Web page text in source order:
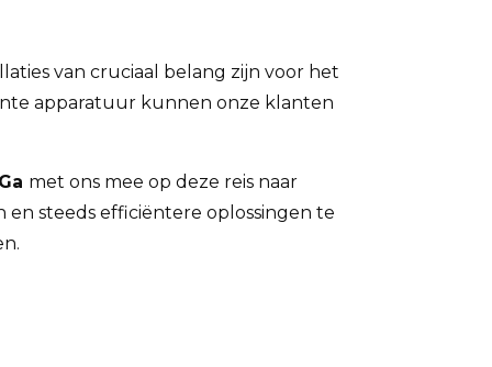
van cruciaal belang zijn voor het
apparatuur kunnen onze klanten
met ons mee op deze reis naar
en steeds efficiëntere oplossingen te